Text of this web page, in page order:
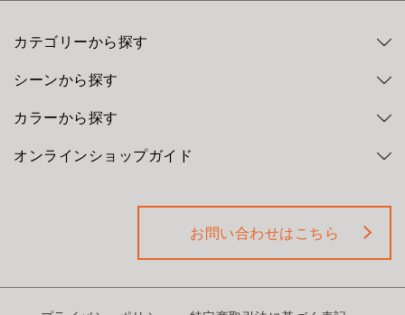
カテゴリーから探す
シーンから探す
カラーから探す
オンラインショップガイド
お問い合わせはこちら